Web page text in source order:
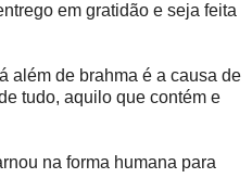
em gratidão e seja feita
além de brahma é a causa de
tudo, aquilo que contém e
na forma humana para